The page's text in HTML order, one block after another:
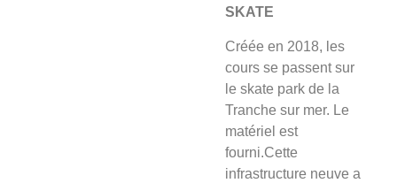
SKATE
Créée en 2018, les
cours se passent sur
le skate park de la
Tranche sur mer. Le
matériel est
fourni.Cette
infrastructure neuve a